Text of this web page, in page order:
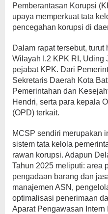
Pemberantasan Korupsi
upaya memperkuat tata
pencegahan korupsi di
Dalam rapat tersebut,
Wilayah I.2 KPK RI, Uding
pejabat KPK. Dari
Sekretaris Daerah Kota
Pemerintahan dan
Hendri, serta para kepala
(OPD) terkait.
MCSP sendiri merupakan
sistem tata kelola
rawan korupsi. Adapun
Tahun 2025 meliputi: area
pengadaan barang dan
manajemen ASN,
optimalisasi penerimaan
Aparat Pengawasan Intern